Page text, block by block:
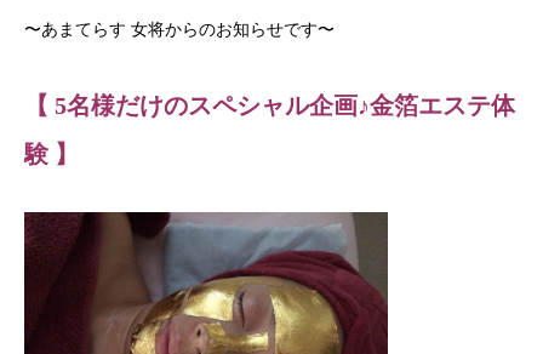
〜あまてらす 女将からのお知らせです〜
【 5名様だけのスペシャル企画♪金箔エステ体
験 】